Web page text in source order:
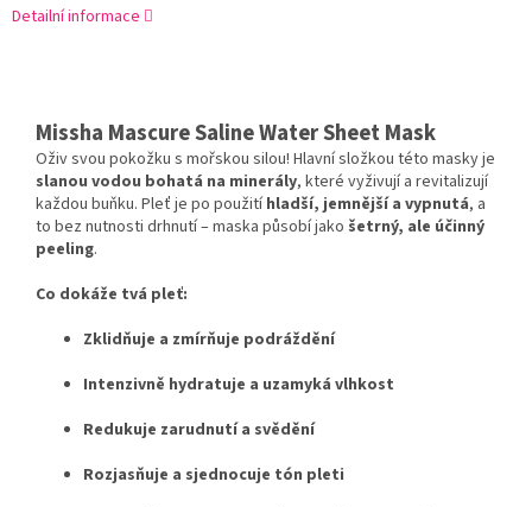
Detailní informace
Missha Mascure Saline Water Sheet Mask
Oživ svou pokožku s mořskou silou! Hlavní složkou této masky je
slanou vodou bohatá na minerály, které vyživují a revitalizují
každou buňku. Pleť je po použitíhladší, jemnější a vypnutá, a
to bez nutnosti drhnutí – maska působí jako šetrný, ale účinný
peeling.
Co dokáže tvá pleť:
Zklidňuje a zmírňuje podráždění
Intenzivně hydratuje a uzamyká vlhkost
Redukuje zarudnutí a svědění
Rozjasňuje a sjednocuje tón pleti